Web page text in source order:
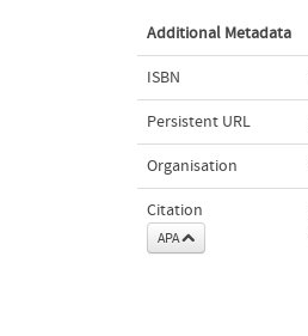
Additional Metadata
ISBN
Persistent URL
Organisation
Citation
APA